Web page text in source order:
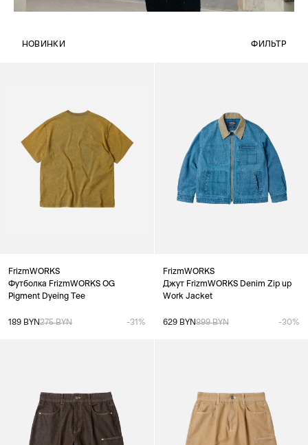
НОВИНКИ ФИЛЬТР
FrizmWORKS
Футболка FrizmWORKS OG
Pigment Dyeing Tee
189 BYN275 BYN -31%
FrizmWORKS
Джут FrizmWORKS Denim Zip up
Work Jacket
629 BYN899 BYN -30%